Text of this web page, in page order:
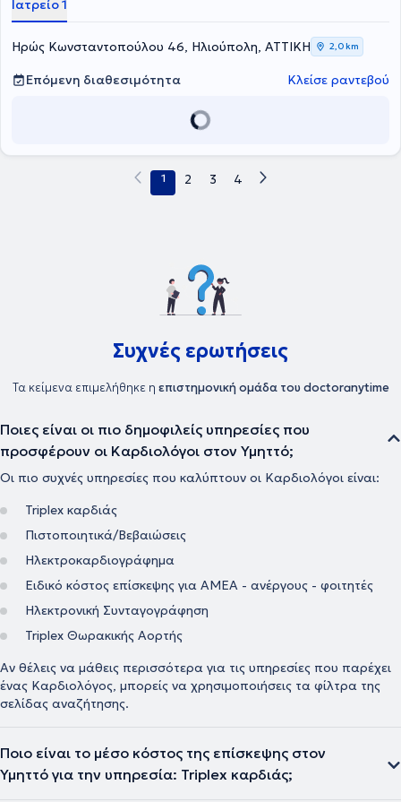
Ιατρείο 1
Ηρώς Κωνσταντοπούλου 46, Ηλιούπολη, ΑΤΤΙΚΗ 2,0 km
Επόμενη διαθεσιμότητα Κλείσε ραντεβού
1 2 3 4
Συχνές ερωτήσεις
Τα κείμενα επιμελήθηκε η επιστημονική ομάδα του doctoranytime
Ποιες είναι οι πιο δημοφιλείς υπηρεσίες που
προσφέρουν οι Καρδιολόγοι στον Υμηττό;
Οι πιο συχνές υπηρεσίες που καλύπτουν οι Καρδιολόγοι είναι:
Triplex καρδιάς
Πιστοποιητικά/Βεβαιώσεις
Ηλεκτροκαρδιογράφημα
Ειδικό κόστος επίσκεψης για ΑΜΕΑ - ανέργους - φοιτητές
Ηλεκτρονική Συνταγογράφηση
Triplex Θωρακικής Αορτής
Αν θέλεις να μάθεις περισσότερα για τις υπηρεσίες που παρέχει
ένας Καρδιολόγος, μπορείς να χρησιμοποιήσεις τα φίλτρα της
σελίδας αναζήτησης.
Ποιο είναι το μέσο κόστος της επίσκεψης στον
Υμηττό για την υπηρεσία: Triplex καρδιάς;